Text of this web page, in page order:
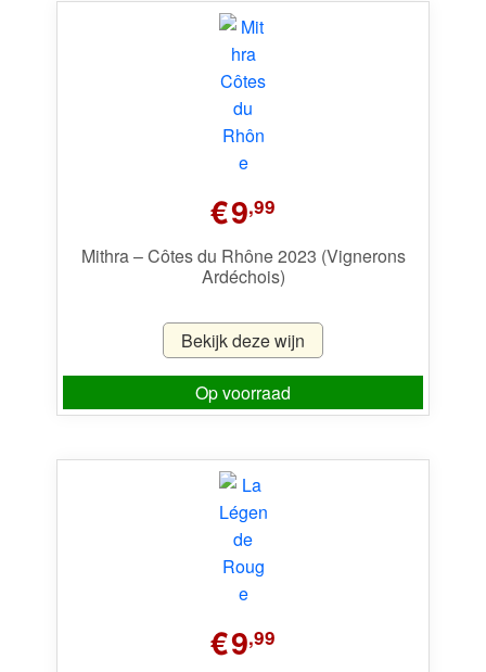
€9,99
Mithra – Côtes du Rhône 2023 (Vignerons
Ardéchois)
Bekijk deze wijn
Op voorraad
€9,99